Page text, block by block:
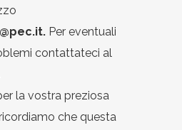
. Per eventuali
contattateci al
la vostra preziosa
che questa